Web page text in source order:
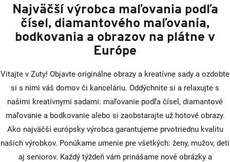
a
č
í
s
e
l
Najväčší výrobca maľovania podľa
čísel, diamantového maľovania,
bodkovania a obrazov na plátne v
Európe
Vitajte v Zuty! Objavte originálne obrazy a kreatívne sady a ozdobte
si s nimi váš domov či kanceláriu. Oddýchnite si a relaxujte s
našimi kreatívnymi sadami: maľovanie podľa čísel, diamantové
maľovanie a bodkovanie alebo si zaobstarajte už hotové obrazy.
Ako najväčší európsky výrobca garantujeme prvotriednu kvalitu
našich výrobkov. Ponúkame umenie pre všetkých: ženy, mužov, deti
aj seniorov. Každý týždeň vám prinášame nové obrázky a